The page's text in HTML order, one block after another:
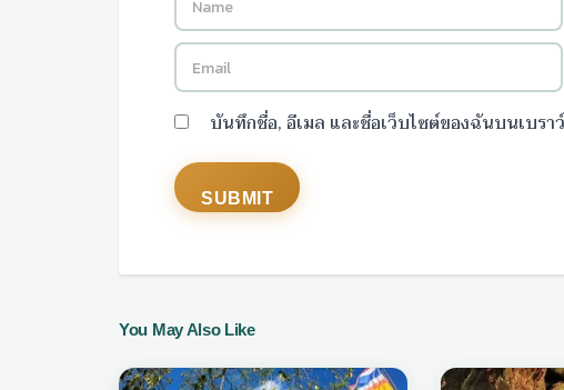
บันทึกชื่อ, อีเมล และชื่อเว็บไซต์ของฉันบนเบร
You May Also Like